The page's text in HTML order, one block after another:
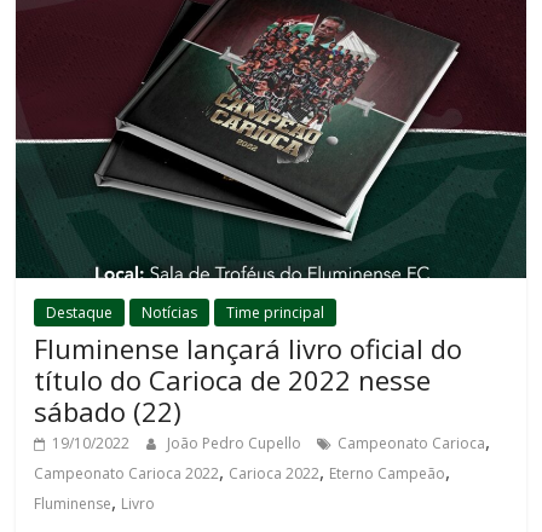
Destaque Notícias Time principal
Fluminense lançará livro oficial do
título do Carioca de 2022 nesse
sábado (22)
19/10/2022 João Pedro Cupello Campeonato Carioca,
Campeonato Carioca 2022, Carioca 2022, Eterno Campeão,
Fluminense, Livro